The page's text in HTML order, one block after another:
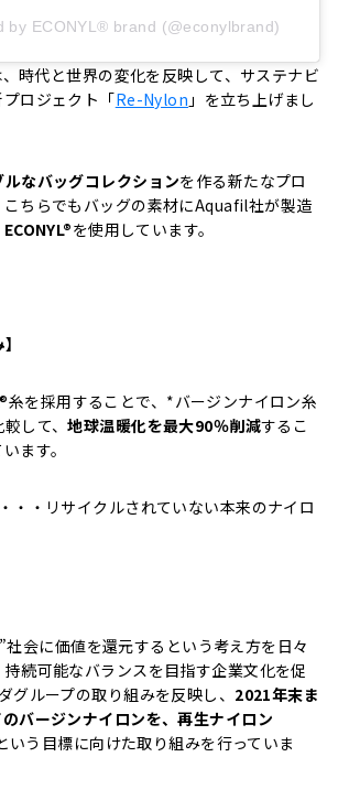
by ECONYL® brand (@econylbrand)
時代と世界の変化を反映して、サステナビ
ロジェクト「Re-Nylon 」を立ち上げまし
なバッグコレクションを作る新たなプロ
こちらでもバッグの素材にAquafil社が製造
ECONYL®を使用しています。
糸を採用することで、*バージンナイロン糸
して、地球温暖化を最大90％削減するこ
ます。
・・リサイクルされていない本来のナイロ
社会に価値を還元するという考え方を日々
続可能なバランスを目指す企業文化を促
グループの取り組みを反映し、 2021年末ま
バージンナイロンを、再生ナイロン
いう目標に向けた取り組みを行っていま